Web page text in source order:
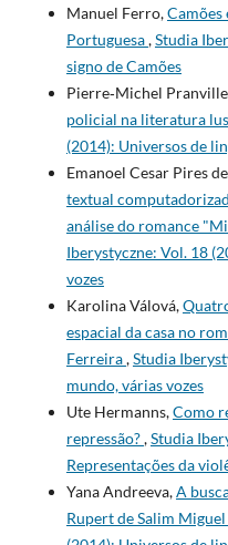
Manuel Ferro,Camões
Portuguesa,Studia
signo de Camões
Pierre‑Michel
policial na literatura
(2014): Universos de
Emanoel Cesar Pires
textual
análise do romance
Iberystyczne: Vol. 18
vozes
Karolina Válová,
espacial da casa no
Ferreira,Studia
mundo, várias vozes
Ute Hermanns,Como
repressão?,Studia
Representações da
Yana Andreeva,A
Rupert de Salim Miguel